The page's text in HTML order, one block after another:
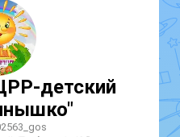
детский